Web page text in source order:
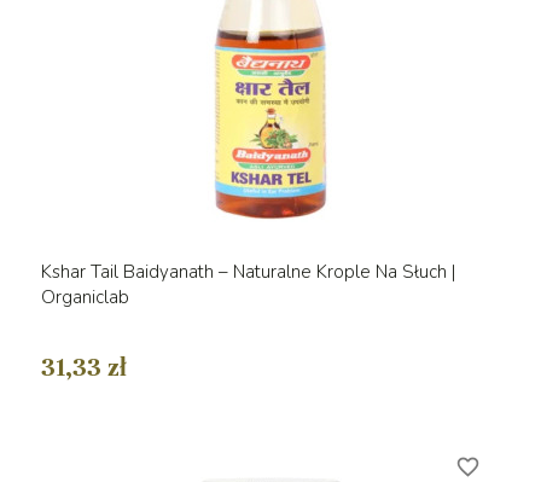
Kshar Tail Baidyanath – Naturalne Krople Na Słuch |
Organiclab
31,33 zł
favorite_border